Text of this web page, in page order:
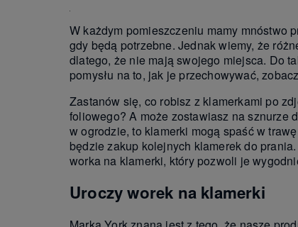
W każdym pomieszczeniu mamy mnóstwo
gdy będą potrzebne. Jednak wiemy, że
dlatego, że nie mają swojego miejsca. Do
pomysłu na to, jak je przechowywać,
Zastanów się, co robisz z klamerkami po
foliowego? A może zostawiasz na sznurze
w ogrodzie, to klamerki mogą spaść w
będzie zakup kolejnych klamerek do
worka na klamerki, który pozwoli je
Uroczy worek na klamerki